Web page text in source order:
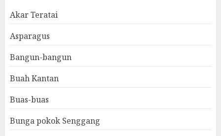
Akar Teratai
Asparagus
Bangun-bangun
Buah Kantan
Buas-buas
Bunga pokok Senggang